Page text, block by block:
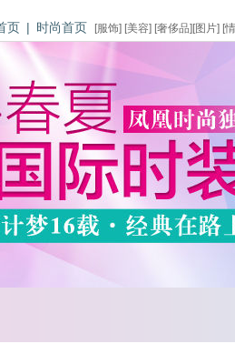
页 | 时尚首页 [服饰] [美容] [奢侈品][图片] [